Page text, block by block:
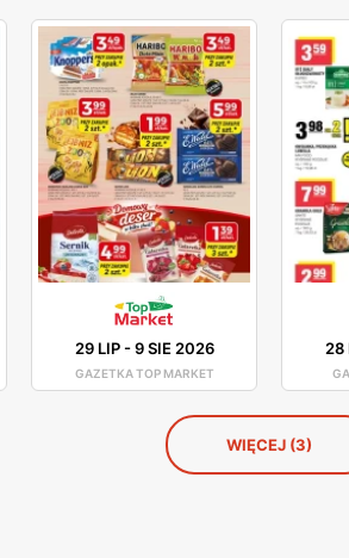
29 LIP-9 SIE 2026
GAZETKA TOP MARKET
28
WIĘCEJ (3)